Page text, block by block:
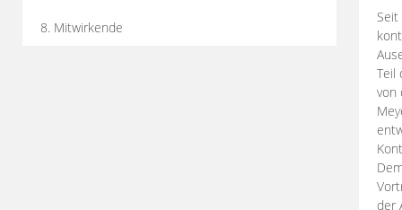
8. Mitwirkende
Teil
von
der